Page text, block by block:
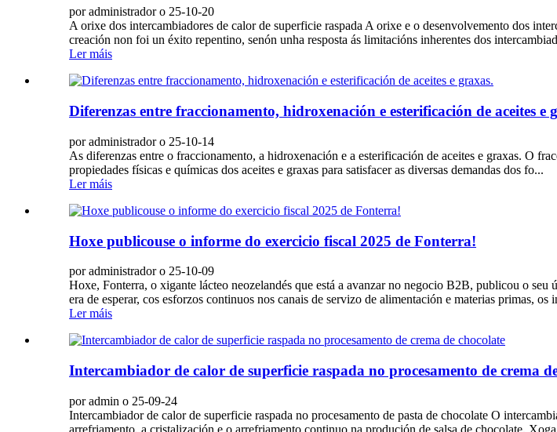
por administrador o 25-10-20
A orixe dos intercambiadores de calor de superficie raspada A orixe e o desenvolvemento dos
creación non foi un éxito repentino, senón unha resposta ás limitacións inherentes dos
Ler máis
Diferenzas entre fraccionamento, hidroxenación e esterificación de aceites e
por administrador o 25-10-14
As diferenzas entre o fraccionamento, a hidroxenación e a esterificación de aceites e graxas. O
propiedades físicas e químicas dos aceites e graxas para satisfacer as diversas demandas dos fo...
Ler máis
Hoxe publicouse o informe do exercicio fiscal 2025 de Fonterra!
por administrador o 25-10-09
Hoxe, Fonterra, o xigante lácteo neozelandés que está a avanzar no negocio B2B, publicou o
era de esperar, cos esforzos continuos nos canais de servizo de alimentación e materias primas, os
Ler máis
Intercambiador de calor de superficie raspada no procesamento de crema
por admin o 25-09-24
Intercambiador de calor de superficie raspada no procesamento de pasta de chocolate O
arrefriamento, a cristalización e o arrefriamento continuo na produción de salsa de chocolate.